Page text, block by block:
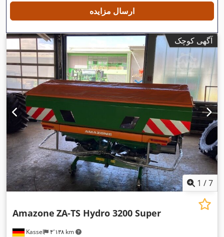
ارسال مزایده
آگهی کوچک
1 /7
Kassel ۴٬۱۳۸ km
Amazone ZA-TS Hydro 3200 Super